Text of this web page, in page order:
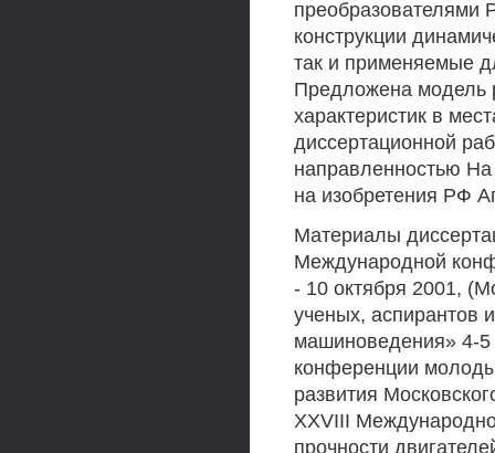
преобразователями
конструкции
так и применяемые
Предложена модель
характеристик в
диссертационной
направленностью
на изобретения РФ
Материалы
Международной
- 10 октября 2001,
ученых, аспирантов
машиноведения» 4-5
конференции
развития
XXVIII
прочности